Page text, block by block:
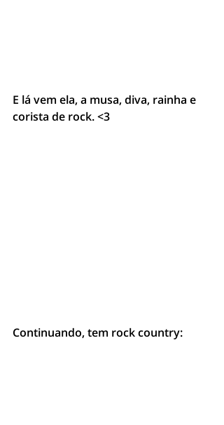
E lá vem ela, a musa, diva, rainha e
corista de rock. <3
Continuando, tem rock country: